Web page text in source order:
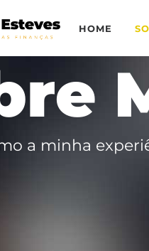
HOME
a minha